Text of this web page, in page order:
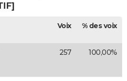
Voix % des voix
257 100,00%